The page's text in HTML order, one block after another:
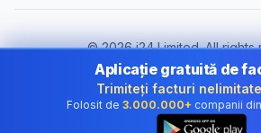
©2026i24 Limited. All rights
Pentru companii în
Schimbă țara:
Romania
Aplicație gratuită de
Trimiteți facturi
Folosit de 3.000.000+ companii